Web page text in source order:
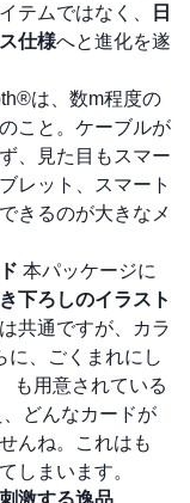
テムではなく、
日
仕様へと進化を遂
は、数m程度の
こと。ケーブルが
、見た目もスマー
レット、スマート
きるのが大きなメ
本パッケージに
下ろしのイラスト
共通ですが、カラ
に、ごくまれにし
も用意されている
どんなカードが
んね。これはも
しまいます。
激する逸品